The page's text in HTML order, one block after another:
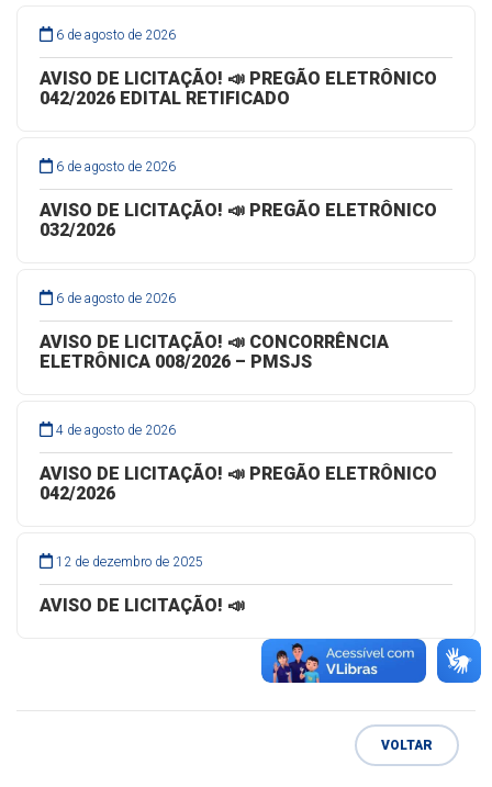
6 de agosto de 2026
AVISO DE LICITAÇÃO! 📣 PREGÃO ELETRÔNICO
042/2026 EDITAL RETIFICADO
6 de agosto de 2026
AVISO DE LICITAÇÃO! 📣 PREGÃO ELETRÔNICO
032/2026
6 de agosto de 2026
AVISO DE LICITAÇÃO! 📣 CONCORRÊNCIA
ELETRÔNICA 008/2026 – PMSJS
4 de agosto de 2026
AVISO DE LICITAÇÃO! 📣 PREGÃO ELETRÔNICO
042/2026
12 de dezembro de 2025
AVISO DE LICITAÇÃO! 📣
VOLTAR